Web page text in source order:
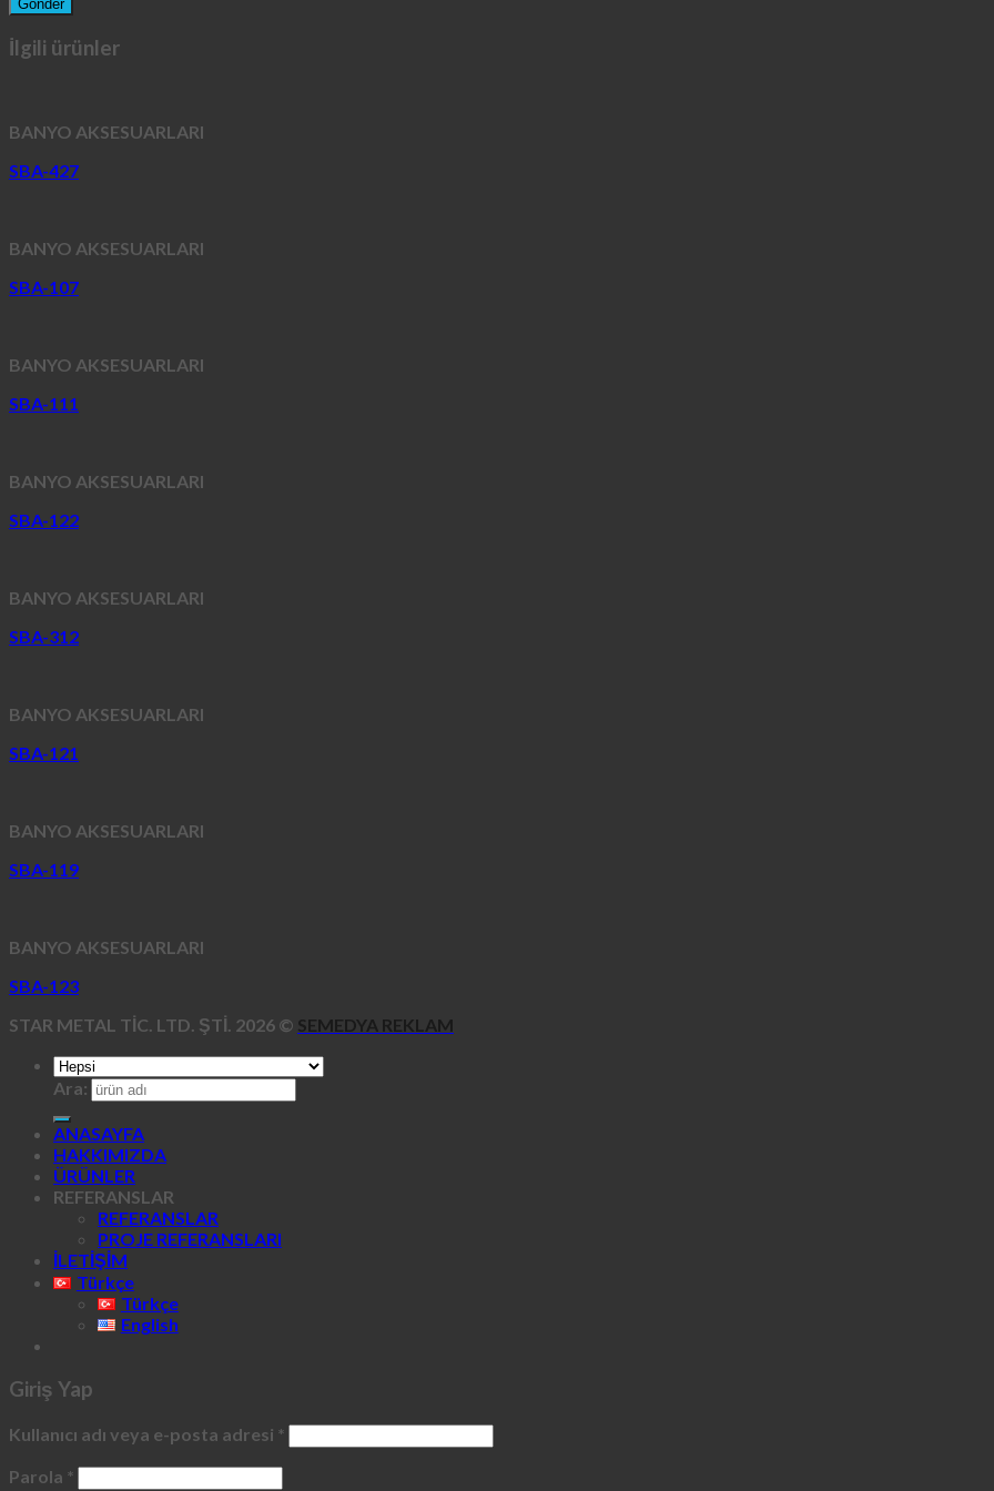
İlgili ürünler
BANYO AKSESUARLARI
SBA-427
BANYO AKSESUARLARI
SBA-107
BANYO AKSESUARLARI
SBA-111
BANYO AKSESUARLARI
SBA-122
BANYO AKSESUARLARI
SBA-312
BANYO AKSESUARLARI
SBA-121
BANYO AKSESUARLARI
SBA-119
BANYO AKSESUARLARI
SBA-123
STAR METAL TİC. LTD. ŞTİ. 2026 © SEMEDYA REKLAM
Ara:
ANASAYFA
HAKKIMIZDA
ÜRÜNLER
REFERANSLAR
REFERANSLAR
PROJE REFERANSLARI
İLETİŞİM
Türkçe
Türkçe
English
Giriş Yap
Kullanıcı adı veya e-posta adresi *
Parola *